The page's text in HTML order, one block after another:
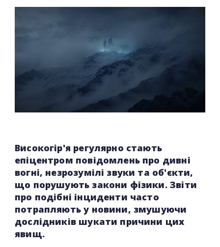
Високогір'я регулярно стають
епіцентром повідомлень про дивні
вогні, незрозумілі звуки та об'єкти,
що порушують закони фізики. Звіти
про подібні інциденти часто
потрапляють у новини, змушуючи
дослідників шукати причини цих
явищ.